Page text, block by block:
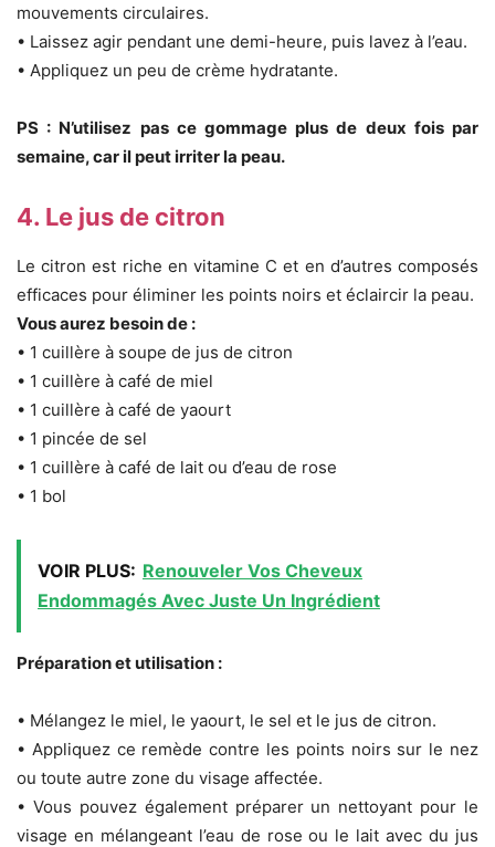
mouvements circulaires.
• Laissez agir pendant une demi-heure, puis lavez à l’eau.
• Appliquez un peu de crème hydratante.
PS : N’utilisez pas ce gommage plus de deux fois par
semaine, car il peut irriter la peau.
4. Le jus de citron
Le citron est riche en vitamine C et en d’autres composés
efficaces pour éliminer les points noirs et éclaircir la peau.
Vous aurez besoin de :
• 1 cuillère à soupe de jus de citron
• 1 cuillère à café de miel
• 1 cuillère à café de yaourt
• 1 pincée de sel
• 1 cuillère à café de lait ou d’eau de rose
• 1 bol
VOIR PLUS: Renouveler Vos Cheveux
Endommagés Avec Juste Un Ingrédient
Préparation et utilisation :
• Mélangez le miel, le yaourt, le sel et le jus de citron.
• Appliquez ce remède contre les points noirs sur le nez
ou toute autre zone du visage affectée.
• Vous pouvez également préparer un nettoyant pour le
visage en mélangeant l’eau de rose ou le lait avec du jus